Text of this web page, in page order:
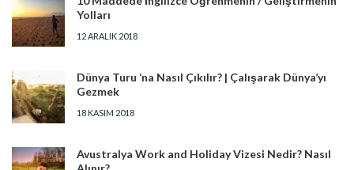
Yolları
12 ARALIK 2018
Dünya Turu ‘na Nasıl Çıkılır? | Çalışarak Dünya’yı
Gezmek
18 KASIM 2018
Avustralya Work and Holiday Vizesi Nedir? Nasıl